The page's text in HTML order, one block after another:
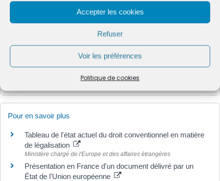
Accepter les cookies
Refuser
Voir les préférences
Politique de cookies
Traduction d'un document : comment trouver un
traducteur agréé ?
Et aussi
Légalisation ou apostille d'un document français pour
une autorité étrangère
Papiers - Citoyenneté - Élections
Pour en savoir plus
Tableau de l'état actuel du droit conventionnel en matière
de légalisation
Ministère chargé de l'Europe et des affaires étrangères
Présentation en France d'un document délivré par un
État de l'Union européenne